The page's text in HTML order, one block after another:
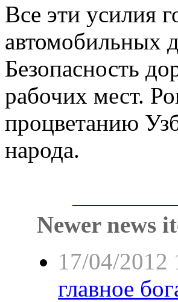
Все эти усилия
автомобильных
Безопасность
рабочих мест.
процветанию
народа.
Newer news
17/04/2012
главное